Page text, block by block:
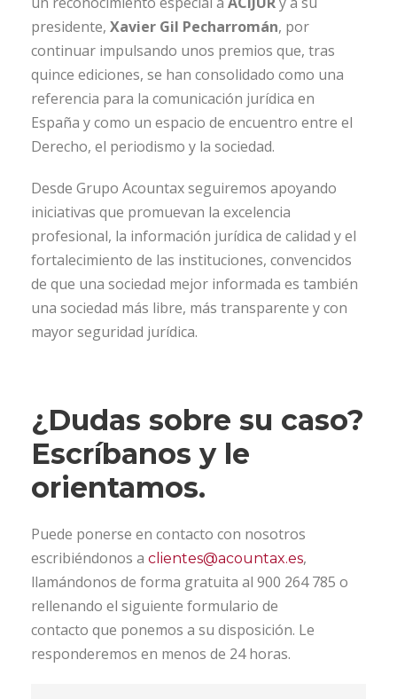
presidente, Xavier Gil Pecharromán, por
continuar impulsando unos premios que, tras
quince ediciones, se han consolidado como una
referencia para la comunicación jurídica en
España y como un espacio de encuentro entre el
Derecho, el periodismo y la sociedad.
Desde Grupo Acountax seguiremos apoyando
iniciativas que promuevan la excelencia
profesional, la información jurídica de calidad y el
fortalecimiento de las instituciones, convencidos
de que una sociedad mejor informada es también
una sociedad más libre, más transparente y con
mayor seguridad jurídica.
¿Dudas sobre su caso?
Escríbanos y le
orientamos.
Puede ponerse en contacto con nosotros
escribiéndonos a clientes@acountax.es,
llamándonos de forma gratuita al 900 264 785 o
rellenando el siguiente formulario de
contacto que ponemos a su disposición. Le
responderemos en menos de 24 horas.